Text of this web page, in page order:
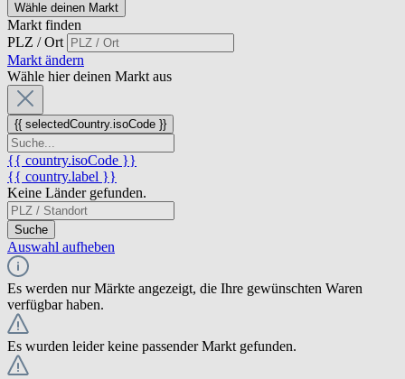
Wähle deinen Markt
Markt finden
PLZ / Ort
Markt ändern
Wähle hier deinen Markt aus
{{ selectedCountry.isoCode }}
{{ country.isoCode }}
{{ country.label }}
Keine Länder gefunden.
Suche
Auswahl aufheben
Es werden nur Märkte angezeigt, die Ihre gewünschten Waren
verfügbar haben.
Es wurden leider keine passender Markt gefunden.